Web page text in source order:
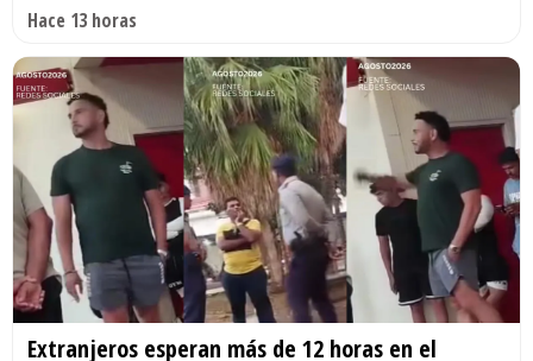
Hace 13 horas
Extranjeros esperan más de 12 horas en el